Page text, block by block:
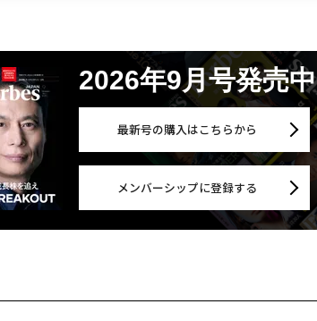
2026年9月号発売中
最新号の購入はこちらから
メンバーシップに登録する